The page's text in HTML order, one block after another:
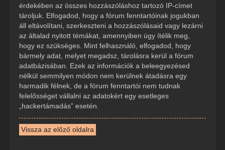
érdekében az összes hozzászóláshoz tartozó IP-címet
tároljuk. Elfogadod, hogy a fórum fenntartóinak jogukban
áll eltávolítani, szerkeszteni a hozzászólásaid vagy lezárni
az általad nyitott témákat, amennyiben úgy ítélik meg,
hogy ez szükséges. Mint felhasználó, elfogadod, hogy
bármely adat, melyet megadsz, tárolásra kerül a fórum
adatbázisában. Ezek az információk a beleegyezésed
nélkül semmilyen módon nem kerülnek átadásra egy
harmadik félnek, de a fórum fenntartói nem tudnak
felelősséget vállalni az adatokért egy esetleges
„hackertámadás” esetén.
Vissza az előző oldalra